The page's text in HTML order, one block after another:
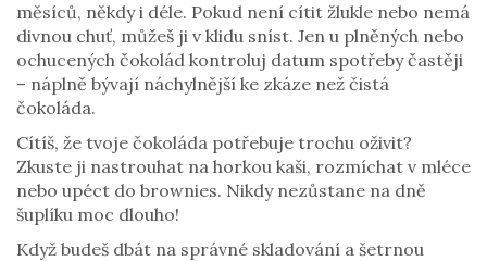
měsíců, někdy i déle. Pokud není cítit žlukle nebo nemá
divnou chuť, můžeš ji v klidu sníst. Jen u plněných nebo
ochucených čokolád kontroluj datum spotřeby častěji
– náplně bývají náchylnější ke zkáze než čistá
čokoláda.
Cítíš, že tvoje čokoláda potřebuje trochu oživit?
Zkuste ji nastrouhat na horkou kaši, rozmíchat v mléce
nebo upéct do brownies. Nikdy nezůstane na dně
šuplíku moc dlouho!
Když budeš dbát na správné skladování a šetrnou